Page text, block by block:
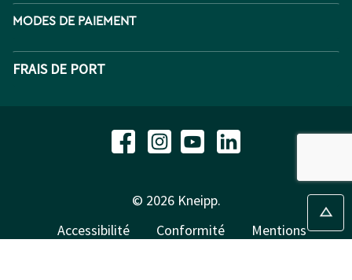
MODES DE PAIEMENT
FRAIS DE PORT
© 2026 Kneipp.
Accessibilité
Conformité
Mentions